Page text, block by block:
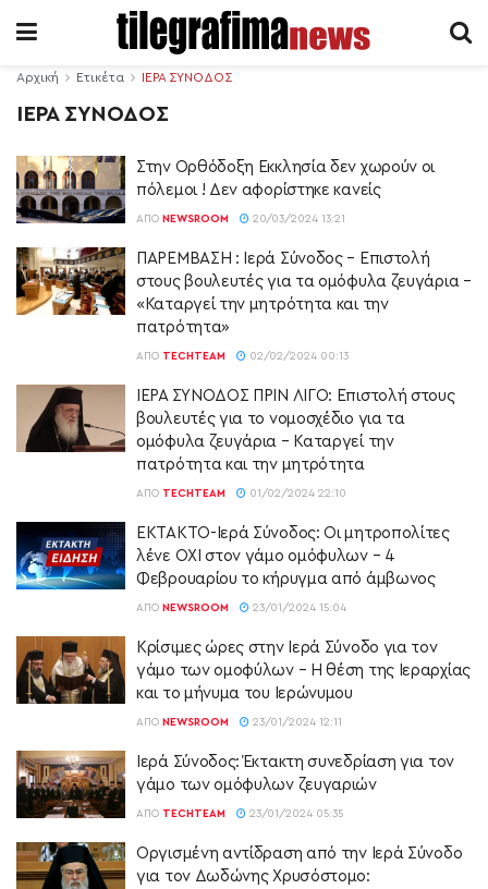
Αρχική Ετικέτα ΙΕΡΑ ΣΥΝΟΔΟΣ
ΙΕΡΑ ΣΥΝΟΔΟΣ
Στην Ορθόδοξη Εκκλησία δεν χωρούν οι
πόλεμοι ! Δεν αφορίστηκε κανείς
ΑΠΌ NEWSROOM 20/03/2024 13:21
ΠΑΡΕΜΒΑΣΗ : Ιερά Σύνοδος – Επιστολή
στους βουλευτές για τα ομόφυλα ζευγάρια –
«Καταργεί την μητρότητα και την
πατρότητα»
ΑΠΌ TECHTEAM 02/02/2024 00:13
ΙΕΡΑ ΣΥΝΟΔΟΣ ΠΡΙΝ ΛΙΓΟ: Επιστολή στους
βουλευτές για το νομοσχέδιο για τα
ομόφυλα ζευγάρια – Καταργεί την
πατρότητα και την μητρότητα
ΑΠΌ TECHTEAM 01/02/2024 22:10
ΕΚΤΑΚΤΟ-Ιερά Σύνοδος: Οι μητροπολίτες
λένε ΟΧΙ στον γάμο ομόφυλων – 4
Φεβρουαρίου το κήρυγμα από άμβωνος
ΑΠΌ NEWSROOM 23/01/2024 15:04
Κρίσιμες ώρες στην Ιερά Σύνοδο για τον
γάμο των ομοφύλων – Η θέση της Ιεραρχίας
και το μήνυμα του Ιερώνυμου
ΑΠΌ NEWSROOM 23/01/2024 12:11
Ιερά Σύνοδος: Έκτακτη συνεδρίαση για τον
γάμο των ομόφυλων ζευγαριών
ΑΠΌ TECHTEAM 23/01/2024 05:35
Οργισμένη αντίδραση από την Ιερά Σύνοδο
για τον Δωδώνης Χρυσόστομο: